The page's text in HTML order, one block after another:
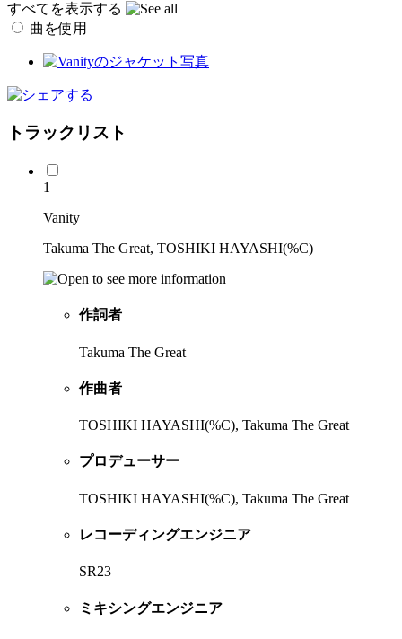
すべてを表示する
曲を使用
トラックリスト
1
Vanity
Takuma The Great, TOSHIKI HAYASHI(%C)
作詞者
Takuma The Great
作曲者
TOSHIKI HAYASHI(%C), Takuma The Great
プロデューサー
TOSHIKI HAYASHI(%C), Takuma The Great
レコーディングエンジニア
SR23
ミキシングエンジニア